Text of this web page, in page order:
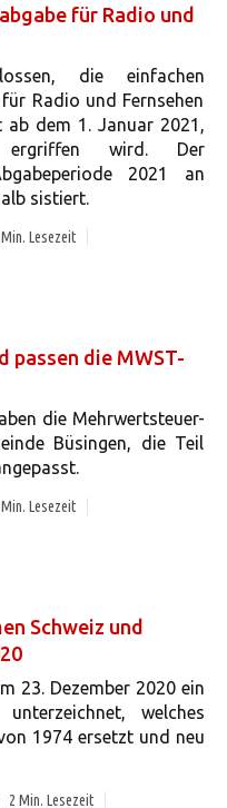
für Radio und
die einfachen
Radio und Fernsehen
ab dem 1. Januar 2021,
ergriffen wird. Der
2021 an
sistiert.
Min. Lesezeit
passen die MWST-
die Mehrwertsteuer-
Büsingen, die Teil
Min. Lesezeit
Schweiz und
23. Dezember 2020 ein
unterzeichnet, welches
1974 ersetzt und neu
2 Min. Lesezeit